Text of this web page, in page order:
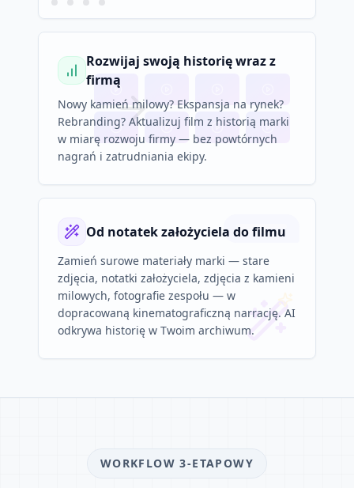
Rozwijaj swoją historię wraz z
firmą
Nowy kamień milowy? Ekspansja na rynek?
Rebranding? Aktualizuj film z historią marki
w miarę rozwoju firmy — bez powtórnych
nagrań i zatrudniania ekipy.
Od notatek założyciela do filmu
Zamień surowe materiały marki — stare
zdjęcia, notatki założyciela, zdjęcia z kamieni
milowych, fotografie zespołu — w
dopracowaną kinematograficzną narrację. AI
odkrywa historię w Twoim archiwum.
WORKFLOW 3-ETAPOWY